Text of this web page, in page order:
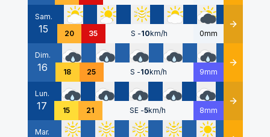
Sam.
15 20 35 S -10km/h 0mm Détails
Dim.
16 18 25 S -10km/h 9mm Détails
Lun.
17 15 21 SE -5km/h 8mm Détails
Mar.